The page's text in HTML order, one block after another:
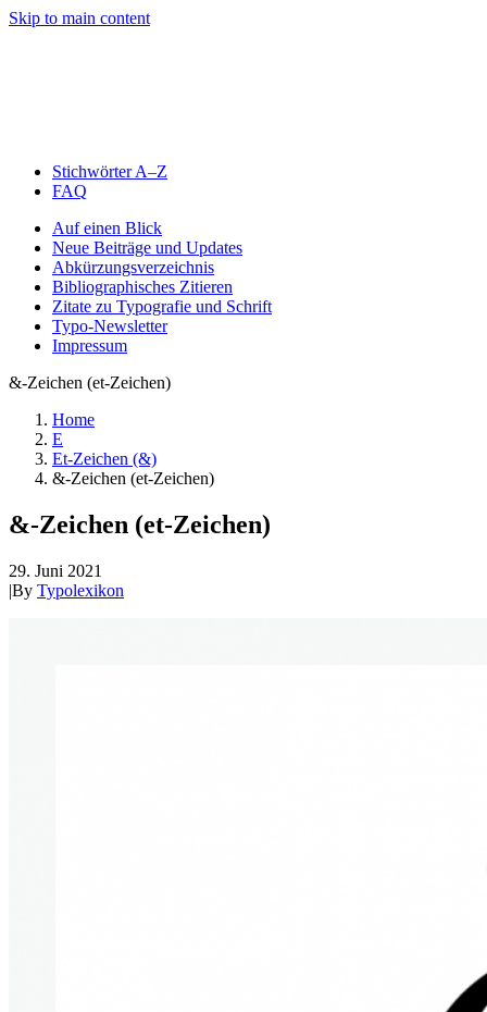
Skip to main content
Stichwörter A–Z
FAQ
Auf einen Blick
Neue Beiträge und Updates
Abkürzungsverzeichnis
Bibliographisches Zitieren
Zitate zu Typografie und Schrift
Typo-Newsletter
Impressum
&-Zeichen (et-Zeichen)
Home
E
Et-Zeichen (&)
&-Zeichen (et-Zeichen)
&-Zeichen (et-Zeichen)
29. Juni 2021
|By Typolexikon